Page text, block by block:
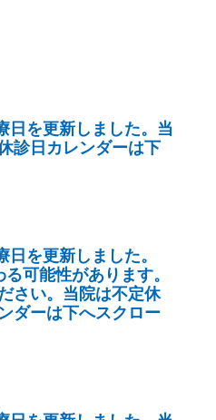
日を更新しました。当
診日カレンダーは下
を更新しました。
可能性があります。
さい。当院は不定休
ダーは下へスクロー